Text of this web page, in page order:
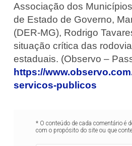
Associação dos
de Estado de Governo,
(DER-MG), Rodrigo
situação crítica das
estaduais. (Observo –
https://
servicos-publicos
* O conteúdo de cada comentário é
com o propósito do site ou que